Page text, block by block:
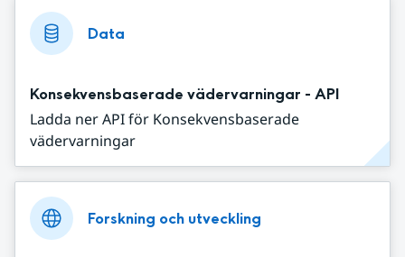
Data
Konsekvensbaserade vädervarningar - API
Ladda ner API för Konsekvensbaserade
vädervarningar
Forskning och utveckling